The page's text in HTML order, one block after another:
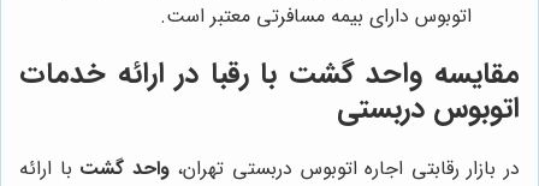
اتوبوس دارای بیمه مسافرتی معتبر است.
مقایسه واحد گشت با رقبا در ارائه خدمات
اتوبوس دربستی
در بازار رقابتی اجاره اتوبوس دربستی تهران،واحد گشت با ارائه